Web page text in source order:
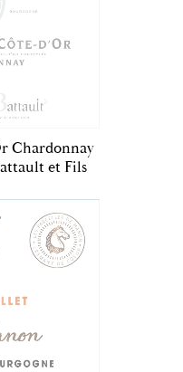
Chardonnay
et Fils